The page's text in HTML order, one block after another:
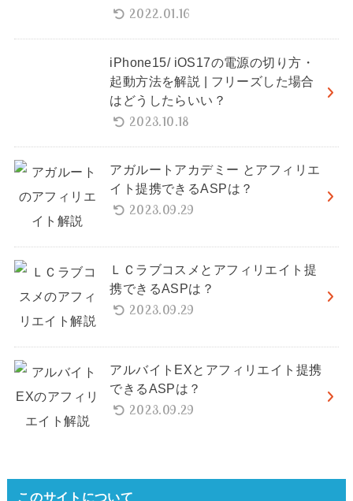
2022.01.16
iPhone15/ iOS17の電源の切り方・
起動方法を解説 | フリーズした場合
はどうしたらいい？
2023.10.18
アガルートアカデミー とアフィリエ
イト提携できるASPは？
2023.09.29
ＬＣラブコスメとアフィリエイト提
携できるASPは？
2023.09.29
アルバイトEXとアフィリエイト提携
できるASPは？
2023.09.29
このサイトについて